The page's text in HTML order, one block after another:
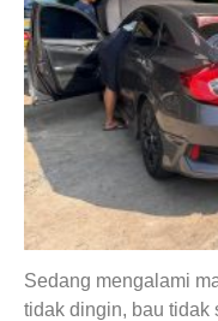
Sedang mengalami
tidak dingin, bau tidak